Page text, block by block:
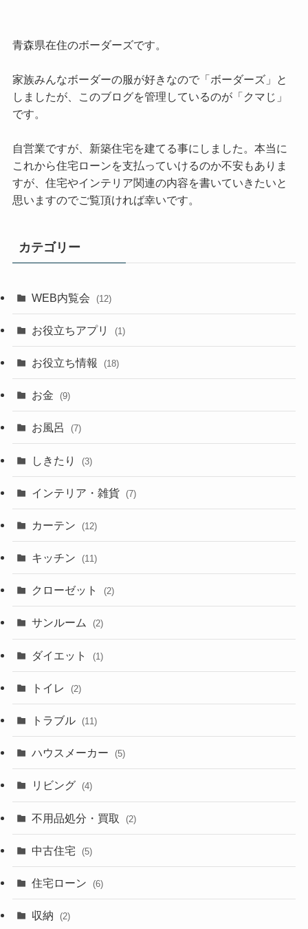
青森県在住のボーダーズです。
家族みんなボーダーの服が好きなので「ボーダーズ」と
しましたが、このブログを管理しているのが「クマじ」
です。
自営業ですが、新築住宅を建てる事にしました。本当に
これから住宅ローンを支払っていけるのか不安もありま
すが、住宅やインテリア関連の内容を書いていきたいと
思いますのでご覧頂ければ幸いです。
カテゴリー
WEB内覧会 (12)
お役立ちアプリ (1)
お役立ち情報 (18)
お金 (9)
お風呂 (7)
しきたり (3)
インテリア・雑貨 (7)
カーテン (12)
キッチン (11)
クローゼット (2)
サンルーム (2)
ダイエット (1)
トイレ (2)
トラブル (11)
ハウスメーカー (5)
リビング (4)
不用品処分・買取 (2)
中古住宅 (5)
住宅ローン (6)
収納 (2)